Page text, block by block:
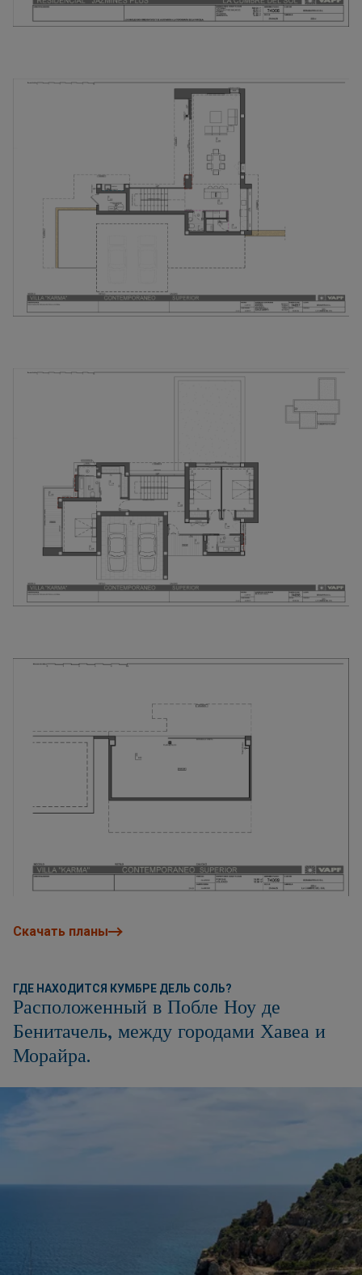
Скачать планы
ГДЕ НАХОДИТСЯ КУМБРЕ ДЕЛЬ СОЛЬ?
Расположенный в Побле Ноу де
Бенитачель, между городами Хавеа и
Морайра.